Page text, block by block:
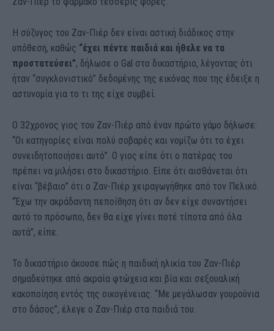
Η σύζυγος του Ζαν-Πιέρ δεν είναι αστική διάδικος στην
υπόθεση, καθώς “έχει πέντε παιδιά και ήθελε να τα
προστατεύσει”, δήλωσε ο Gal στο δικαστήριο, λέγοντας ότι
ήταν “συγκλονιστικό” δεδομένης της εικόνας που της έδειξε η
αστυνομία για το τι της είχε συμβεί.
Ο 32χρονος γιος του Ζαν-Πιέρ από έναν πρώτο γάμο δήλωσε:
“Οι κατηγορίες είναι πολύ σοβαρές και νομίζω ότι το έχει
συνειδητοποιήσει αυτό”. Ο γιος είπε ότι ο πατέρας του
πρέπει να μιλήσει στο δικαστήριο. Είπε ότι αισθάνεται ότι
είναι “βέβαιο” ότι ο Ζαν-Πιέρ χειραγωγήθηκε από τον Πελικό.
“Έχω την ακράδαντη πεποίθηση ότι αν δεν είχε συναντήσει
αυτό το πρόσωπο, δεν θα είχε γίνει ποτέ τίποτα από όλα
αυτά”, είπε.
Το δικαστήριο άκουσε πώς η παιδική ηλικία του Ζαν-Πιέρ
σημαδεύτηκε από ακραία φτώχεια και βία και σεξουαλική
κακοποίηση εντός της οικογένειας. “Με μεγάλωσαν γουρούνια
στο δάσος”, έλεγε ο Ζαν-Πιέρ στα παιδιά του.